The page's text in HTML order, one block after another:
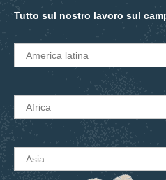
Tutto sul nostro lavoro sul